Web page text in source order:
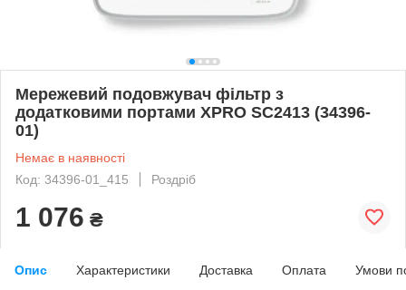
Мережевий подовжувач фільтр з
додатковими портами XPRO SC2413 (34396-
01)
Немає в наявності
Код: 34396-01_415
Роздріб
1 076 ₴
Опис Характеристики Доставка Оплата Умови